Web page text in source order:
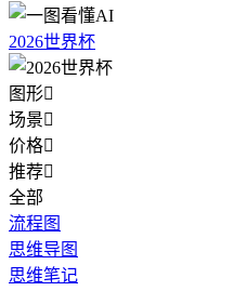
2026世界杯
图形
场景
价格
推荐
全部
流程图
思维导图
思维笔记